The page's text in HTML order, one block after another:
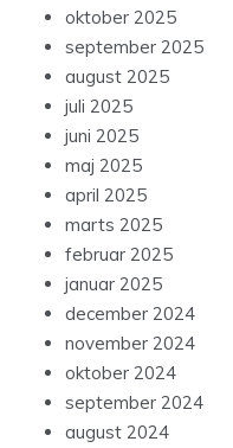
oktober 2025
september 2025
august 2025
juli 2025
juni 2025
maj 2025
april 2025
marts 2025
februar 2025
januar 2025
december 2024
november 2024
oktober 2024
september 2024
august 2024